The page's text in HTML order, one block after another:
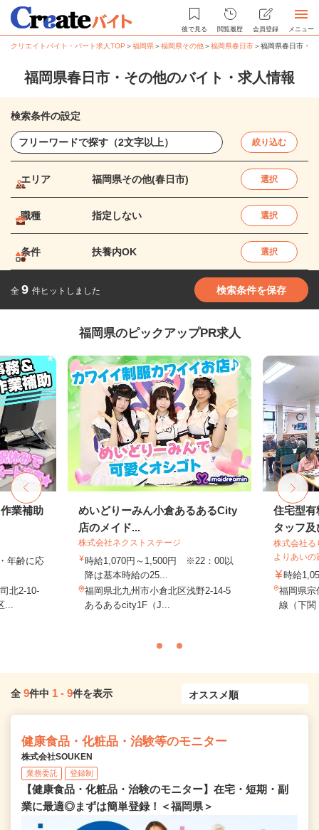
後で見る 閲覧履歴 会員登録 メニュー
クリエイトバイト・パート求人TOP ＞福岡県＞福岡県その他＞福岡県春日市＞福岡県春日市・
福岡県春日市・その他のバイト・求人情報
検索条件の設定
絞り込む
エリア 福岡県その他(春日市) 選択
職種 指定しない 選択
条件 扶養内OK 選択
全 9 件ヒットしました 検索条件を保存
福岡県のピックアップPR求人
業補助
年齢に応
北2-10-
めいどりーみん小倉あるあるCity
店のメイド...
株式会社ネクストステージ
時給1,070円～1,500円 ※22：00以
降は基本時給の25...
福岡県北九州市小倉北区浅野2-14-5
あるあるcity1F（J...
住宅型有
タッフ
株式会社
よりあいの
時給
福岡県宗
線（下関
全 9件中 1 - 9件を表示
健康食品・化粧品・治験等のモニター
株式会社SOUKEN
業務委託 登録制
【健康食品・化粧品・治験のモニター】在宅・短期・副
業に最適◎まずは簡単登録！＜福岡県＞